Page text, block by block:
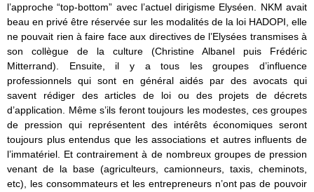
l’approche “top-bottom” avec l’actuel dirigisme Elyséen. NKM avait
beau en privé être réservée sur les modalités de la loi HADOPI, elle
ne pouvait rien à faire face aux directives de l’Elysées transmises à
son collègue de la culture (Christine Albanel puis Frédéric
Mitterrand). Ensuite, il y a tous les groupes d’influence
professionnels qui sont en général aidés par des avocats qui
savent rédiger des articles de loi ou des projets de décrets
d’application. Même s’ils feront toujours les modestes, ces groupes
de pression qui représentent des intérêts économiques seront
toujours plus entendus que les associations et autres influents de
l’immatériel. Et contrairement à de nombreux groupes de pression
venant de la base (agriculteurs, camionneurs, taxis, cheminots,
etc), les consommateurs et les entrepreneurs n’ont pas de pouvoir